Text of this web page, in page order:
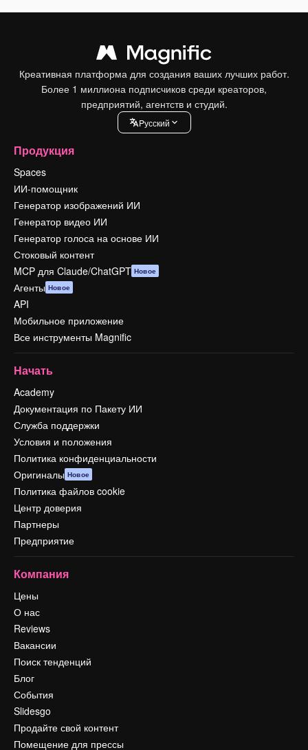
Креативная платформа для создания ваших лучших работ.
Более 1 миллиона подписчиков среди креаторов,
предприятий, агентств и студий.
Pусский
Продукция
Spaces
ИИ-помощник
Генератор изображений ИИ
Генератор видео ИИ
Генератор голоса на основе ИИ
Стоковый контент
MCP для Claude/ChatGPT Новое
Агенты Новое
API
Мобильное приложение
Все инструменты Magnific
Начать
Academy
Документация по Пакету ИИ
Служба поддержки
Условия и положения
Политика конфиденциальности
Оригиналы Новое
Политика файлов cookie
Центр доверия
Партнеры
Предприятие
Компания
Цены
О нас
Reviews
Вакансии
Поиск тенденций
Блог
События
Slidesgo
Продайте свой контент
Помещение для прессы